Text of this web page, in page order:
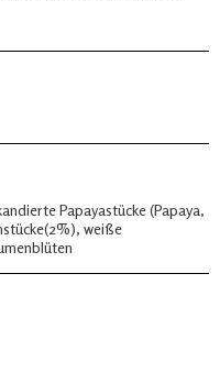
Papayastücke (Papaya,
weiße